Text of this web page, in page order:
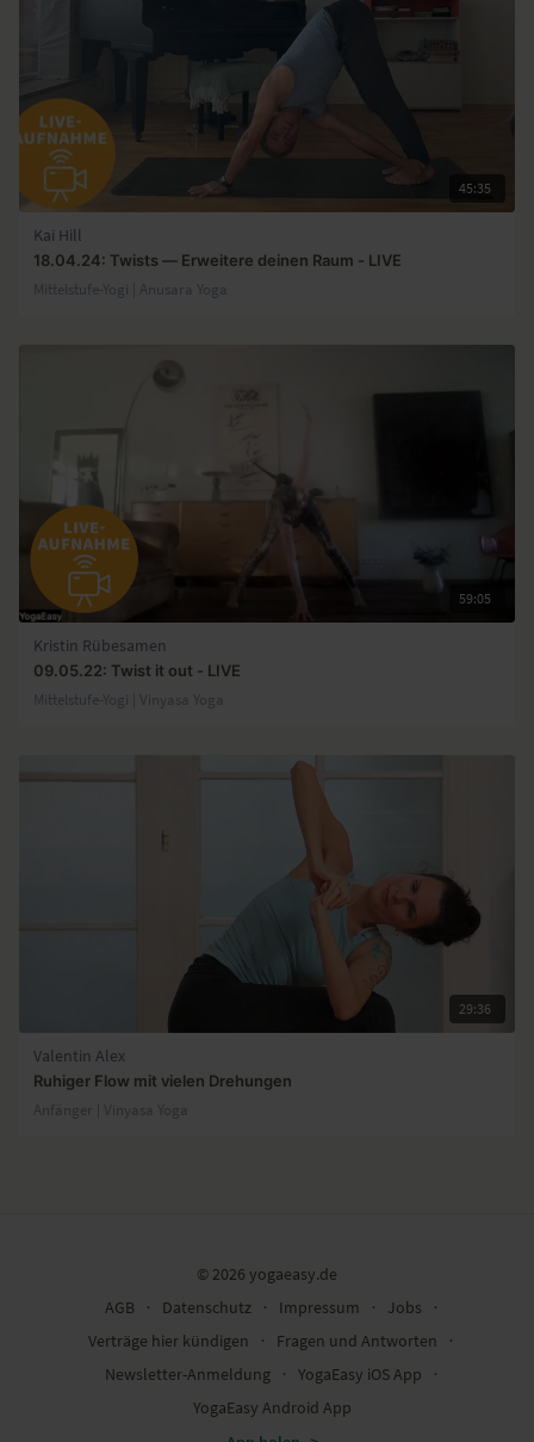
45:35
Kai Hill
18.04.24: Twists — Erweitere deinen Raum - LIVE
Mittelstufe-Yogi | Anusara Yoga
59:05
Kristin Rübesamen
09.05.22: Twist it out - LIVE
Mittelstufe-Yogi | Vinyasa Yoga
29:36
Valentin Alex
Ruhiger Flow mit vielen Drehungen
Anfänger | Vinyasa Yoga
© 2026 yogaeasy.de
AGB
∙ Datenschutz ∙ Impressum ∙ Jobs
∙
Verträge hier kündigen
∙ Fragen und Antworten
∙
Newsletter-Anmeldung
∙ YogaEasy iOS App
∙
YogaEasy Android App